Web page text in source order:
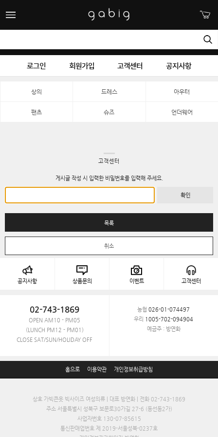
로그인 회원가입 고객센터 공지사항
상의 드레스 아우터
팬츠 슈즈 언더웨어
고객센터
게시글 작성 시 입력한 비밀번호를 입력해 주세요.
확인
목록
취소
공지사항 상품문의 이벤트 고객센터
02-743-1869
OPEN AM10 - PM05
(LUNCH PM12 - PM01)
CLOSE SAT/SUN/HOLIDAY OFF
농협 026-01-074497
우리 1005-702-094904
예금주 : 방연화
홈으로 이용약관 개인정보취급방침
상호 가빅큰옷 빅사이즈 여성의류 | 대표 방연화 | 전화 02-743-1869
주소 서울특별시 성북구 보문로30가길 27-6 (동선동2가)
사업자번호 130-07-85615
통신판매업번호 제 2019-서울성북-0237호